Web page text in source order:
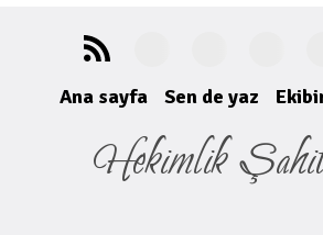
Ana sayfa Sen de yaz
Hekimlik